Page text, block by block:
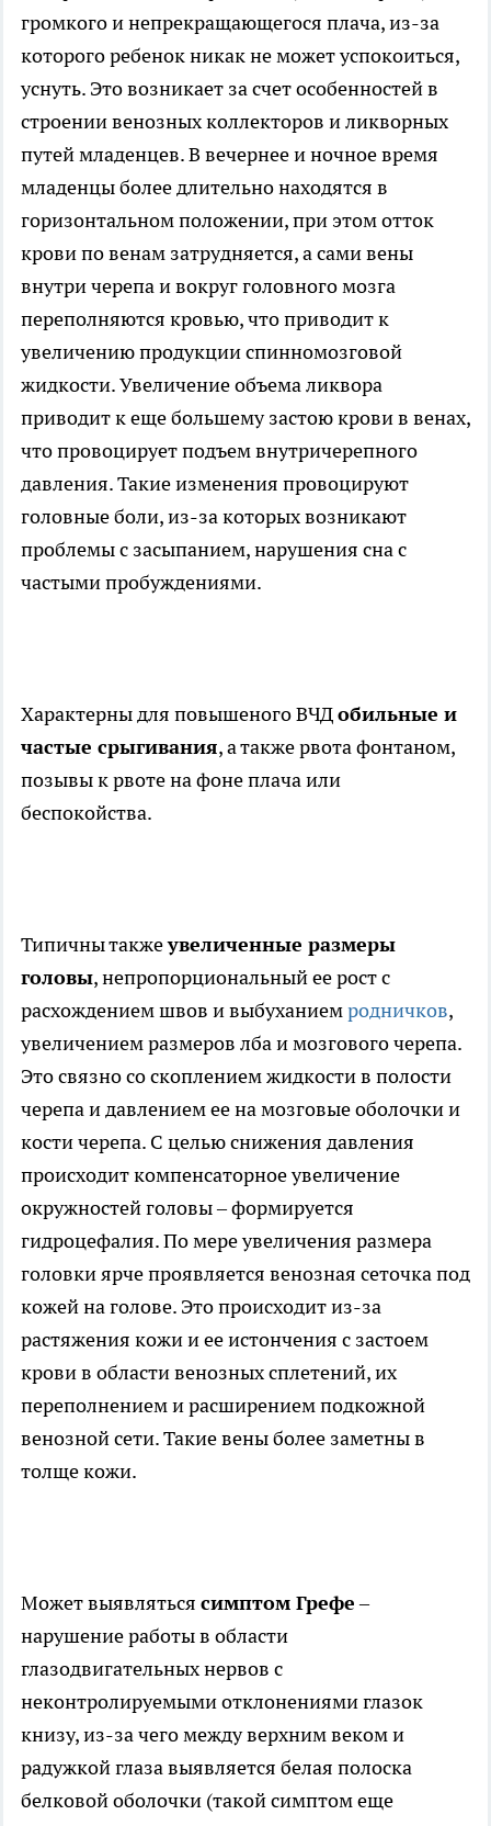
громкого и непрекращающегося плача, из-за
которого ребенок никак не может успокоиться,
уснуть. Это возникает за счет особенностей в
строении венозных коллекторов и ликворных
путей младенцев. В вечернее и ночное время
младенцы более длительно находятся в
горизонтальном положении, при этом отток
крови по венам затрудняется, а сами вены
внутри черепа и вокруг головного мозга
переполняются кровью, что приводит к
увеличению продукции спинномозговой
жидкости. Увеличение объема ликвора
приводит к еще большему застою крови в венах,
что провоцирует подъем внутричерепного
давления. Такие изменения провоцируют
головные боли, из-за которых возникают
проблемы с засыпанием, нарушения сна с
частыми пробуждениями.
Характерны для повышеного ВЧДобильные и
частые срыгивания, а также рвота фонтаном,
позывы к рвоте на фоне плача или
беспокойства.
Типичны такжеувеличенные размеры
головы, непропорциональный ее рост с
расхождением швов и выбуханиемродничков,
увеличением размеров лба и мозгового черепа.
Это связно со скоплением жидкости в полости
черепа и давлением ее на мозговые оболочки и
кости черепа. С целью снижения давления
происходит компенсаторное увеличение
окружностей головы – формируется
гидроцефалия. По мере увеличения размера
головки ярче проявляется венозная сеточка под
кожей на голове. Это происходит из-за
растяжения кожи и ее истончения с застоем
крови в области венозных сплетений, их
переполнением и расширением подкожной
венозной сети. Такие вены более заметны в
толще кожи.
Может выявляться симптом Грефе–
нарушение работы в области
глазодвигательных нервов с
неконтролируемыми отклонениями глазок
книзу, из-за чего между верхним веком и
радужкой глаза выявляется белая полоска
белковой оболочки (такой симптом еще